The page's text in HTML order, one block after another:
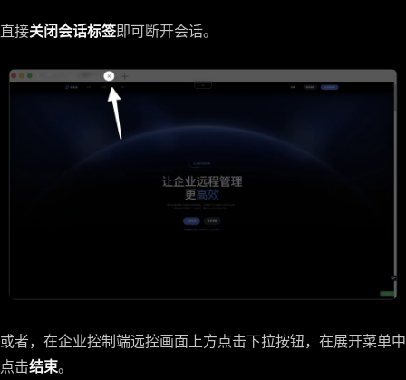
直接关闭会话标签即可断开会话。
或者，在企业控制端远控画面上方点击下拉按钮，在展开菜单中
点击结束。